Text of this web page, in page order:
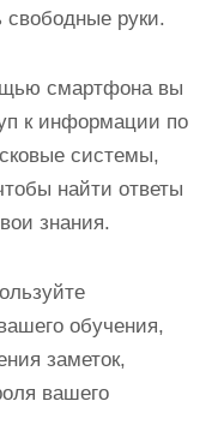
свободные руки.
смартфона вы
к информации по
системы,
найти ответы
знания.
обучения,
заметок,
вашего